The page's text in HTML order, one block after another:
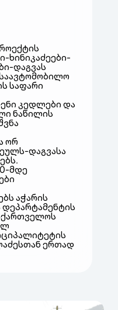
ხინიკაძეები-
დაგვას
საფარი
კედლები და
ნაწილის
ორ
დაგვასა
მდე
აჭარის
ერთად